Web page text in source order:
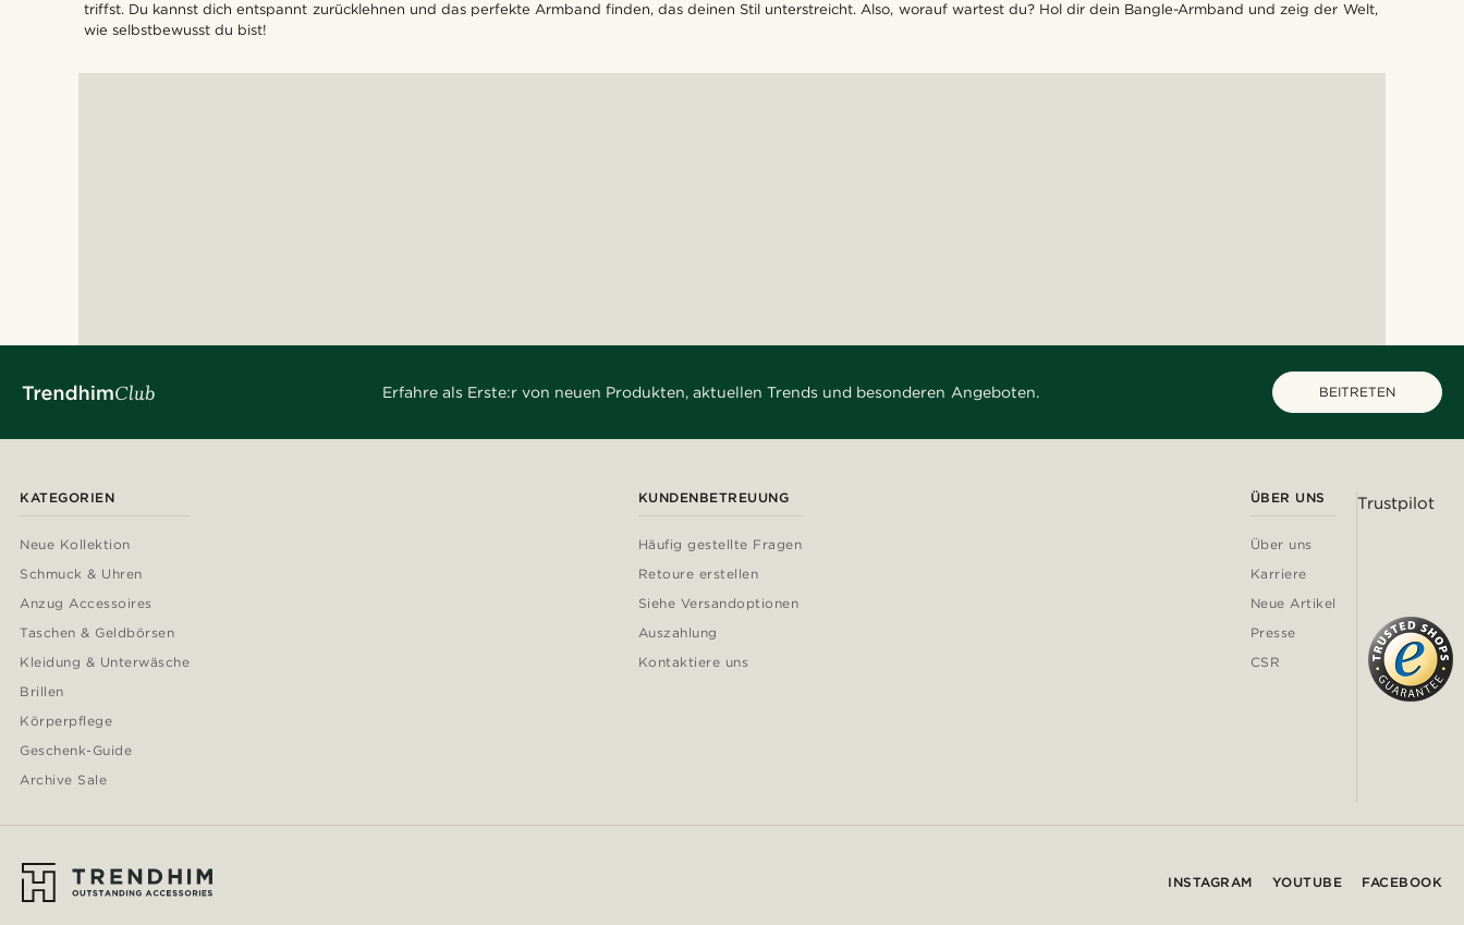
triffst. Du kannst dich entspannt zurücklehnen und das perfekte Armband finden, das deinen Stil unterstreicht. Also, worauf wartest du? Hol dir dein Bangle-Armband und zeig der Welt,
wie selbstbewusst du bist!
Erfahre als Erste:r von neuen Produkten, aktuellen Trends und besonderen Angeboten. BEITRETEN
KATEGORIEN
Neue Kollektion
Schmuck & Uhren
Anzug Accessoires
Taschen & Geldbörsen
Kleidung & Unterwäsche
Brillen
Körperpflege
Geschenk-Guide
Archive Sale
KUNDENBETREUUNG
Häufig gestellte Fragen
Retoure erstellen
Siehe Versandoptionen
Auszahlung
Kontaktiere uns
ÜBER UNS
Über uns
Karriere
Neue Artikel
Presse
CSR
Trustpilot
INSTAGRAM YOUTUBE FACEBOOK